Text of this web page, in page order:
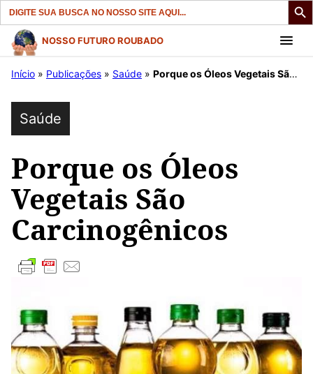
Search
for:
Pular
para
conteúdo
NOSSO FUTURO ROUBADO
Início » Publicações » Saúde » Porque os Óleos Vegetais São Carcinogênicos
Saúde
Porque os Óleos
Vegetais São
Carcinogênicos